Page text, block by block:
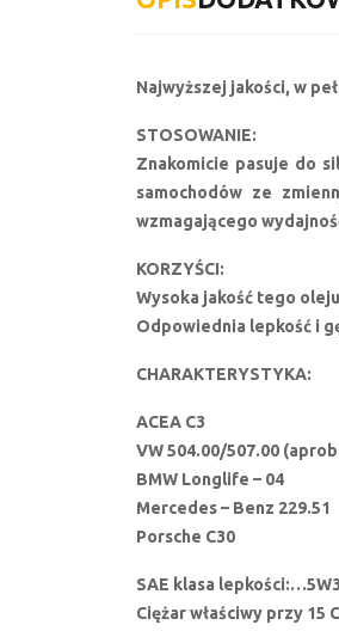
Najwyższej jakości, w
STOSOWANIE:
Znakomicie pasuje do
samochodów ze
wzmagającego
KORZYŚCI:
Wysoka jakość tego
Odpowiednia lepkość i
CHARAKTERYSTYKA:
ACEA C3
VW 504.00/507.00
BMW Longlife – 04
Mercedes – Benz 229.51
Porsche C30
SAE klasa
Ciężar właściwy przy 15